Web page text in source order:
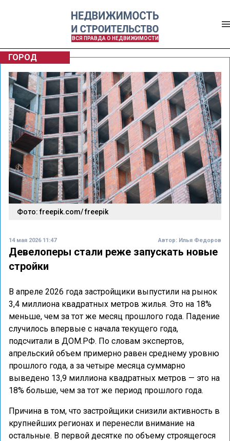
ВСЯ ПРАВДА О НЕДВИЖИМОСТИ
ГОРОД
Фото: freepik.com/ freepik
14 мая 2026 11:47 Автор: Илья Федоров
Девелоперы стали реже запускать новые
стройки
В апреле 2026 года застройщики выпустили на рынок
3,4 миллиона квадратных метров жилья. Это на 18%
меньше, чем за тот же месяц прошлого года. Падение
случилось впервые с начала текущего года,
подсчитали в ДОМ.РФ. По словам экспертов,
апрельский объем примерно равен среднему уровню
прошлого года, а за четыре месяца суммарно
выведено 13,9 миллиона квадратных метров — это на
18% больше, чем за тот же период прошлого года.
Причина в том, что застройщики снизили активность в
крупнейших регионах и перенесли внимание на
остальные. В первой десятке по объему строящегося